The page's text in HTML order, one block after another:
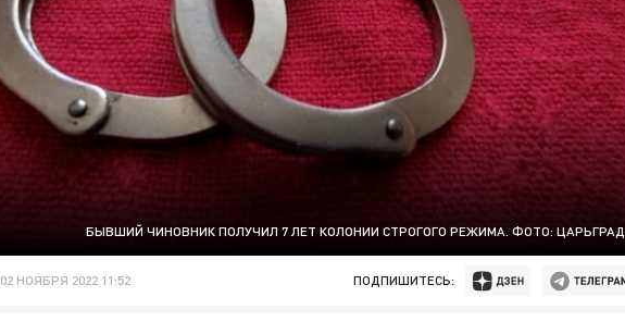
БЫВШИЙ ЧИНОВНИК ПОЛУЧИЛ 7 ЛЕТ КОЛОНИИ СТРОГОГО РЕЖИМА. ФОТО: ЦАРЬГРАД
02 НОЯБРЯ 2022 11:52 ПОДПИШИТЕСЬ: